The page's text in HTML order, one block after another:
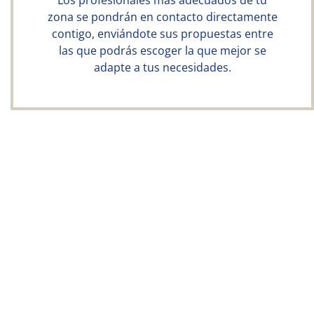
zona se pondrán en contacto directamente
contigo, enviándote sus propuestas entre
las que podrás escoger la que mejor se
adapte a tus necesidades.